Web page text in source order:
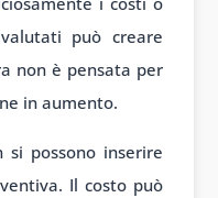
può creare
non è pensata per
in aumento.
si possono inserire
Il costo può